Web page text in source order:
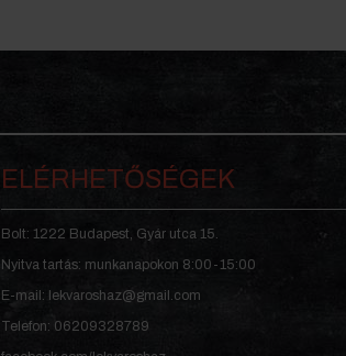
ELÉRHETŐSÉGEK
Bolt: 1222 Budapest, Gyár utca 15.
Nyitva tartás: munkanapokon 8:00-15:00
E-mail: lekvaroshaz@gmail.com
Telefon: 06209328789